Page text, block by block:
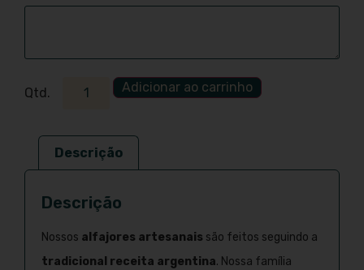
Adicionar ao carrinho
Descrição
Descrição
Nossos alfajores artesanais são feitos seguindo a
tradicional receita argentina. Nossa família